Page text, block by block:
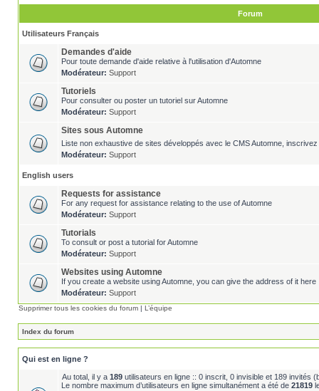
Forum
Utilisateurs Français
Demandes d'aide
Pour toute demande d'aide relative à l'utilisation d'Automne
Modérateur: Support
Tutoriels
Pour consulter ou poster un tutoriel sur Automne
Modérateur: Support
Sites sous Automne
Liste non exhaustive de sites développés avec le CMS Automne,
Modérateur: Support
English users
Requests for assistance
For any request for assistance relating to the use of Automne
Modérateur: Support
Tutorials
To consult or post a tutorial for Automne
Modérateur: Support
Websites using Automne
If you create a website using Automne, you can give the address of it here
Modérateur: Support
Supprimer tous les cookies du forum | L’équipe
Index du forum
Qui est en ligne ?
Au total, il y a 189 utilisateurs en ligne :: 0 inscrit, 0 invisible et 189 invités
Le nombre maximum d’utilisateurs en ligne simultanément a été de 21819